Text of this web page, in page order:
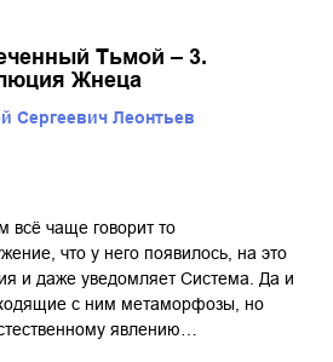
Тьмой – 3.
Жнеца
Сергеевич Леонтьев
всё чаще говорит то
что у него появилось, на это
и даже уведомляет Система. Да и
с ним метаморфозы, но
явлению…